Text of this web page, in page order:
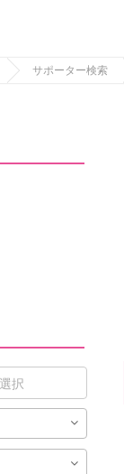
サポーター検索